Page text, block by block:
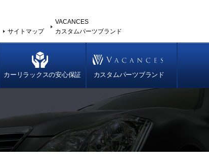
サイトマップ
VACANCES
カスタムパーツブランド
カーリラックスの安心保証 カスタムパーツブランド